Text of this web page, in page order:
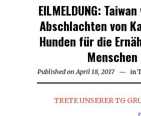
EILMELDUNG:
Abschlachten von
Hunden für die
Menschen
Published on April 18, 2017 in
TRETE UNSERER TG